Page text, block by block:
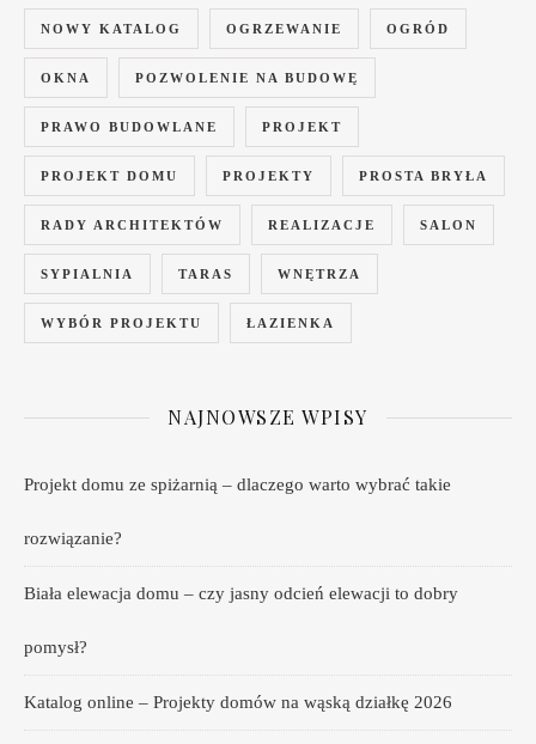
NOWY KATALOG OGRZEWANIE OGRÓD
OKNA POZWOLENIE NA BUDOWĘ
PRAWO BUDOWLANE PROJEKT
PROJEKT DOMU PROJEKTY PROSTA BRYŁA
RADY ARCHITEKTÓW REALIZACJE SALON
SYPIALNIA TARAS WNĘTRZA
WYBÓR PROJEKTU ŁAZIENKA
NAJNOWSZE WPISY
Projekt domu ze spiżarnią – dlaczego warto wybrać takie
rozwiązanie?
Biała elewacja domu – czy jasny odcień elewacji to dobry
pomysł?
Katalog online – Projekty domów na wąską działkę 2026